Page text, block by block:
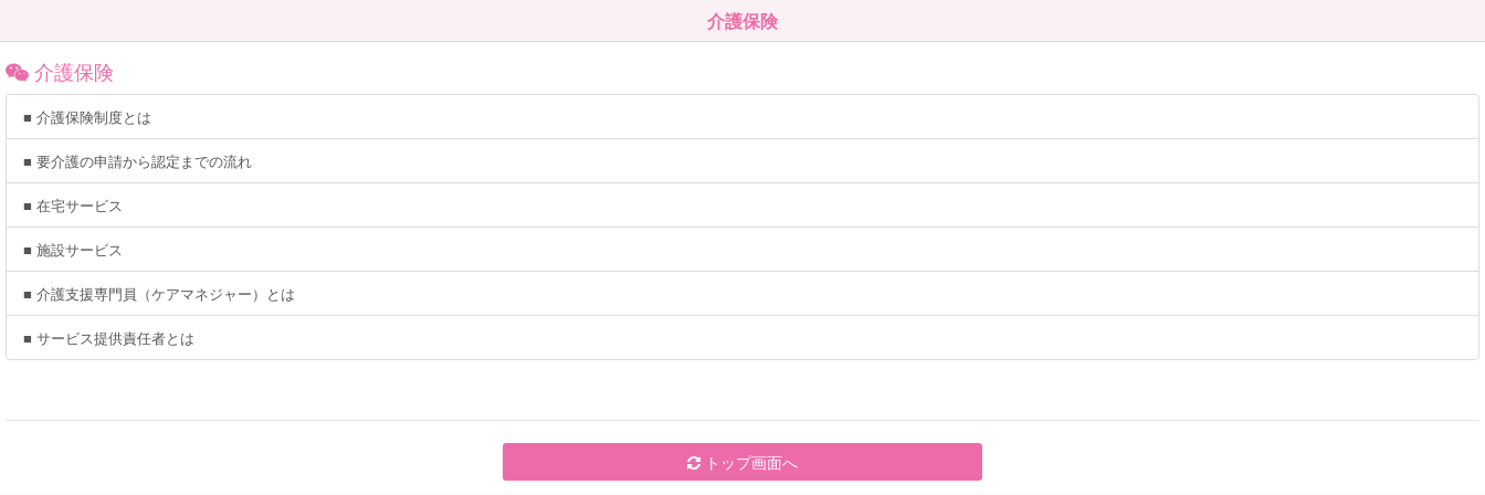
介護保険
介護保険
■ 介護保険制度とは
■ 要介護の申請から認定までの流れ
■ 在宅サービス
■ 施設サービス
■ 介護支援専門員（ケアマネジャー）とは
■ サービス提供責任者とは
トップ画面へ